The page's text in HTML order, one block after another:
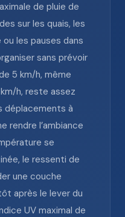
de pluie de
sur les quais, les
les pauses dans
sans prévoir
5 km/h, même
h, reste assez
déplacements à
rendre l’ambiance
se
le ressenti de
une couche
après le lever du
UV maximal de